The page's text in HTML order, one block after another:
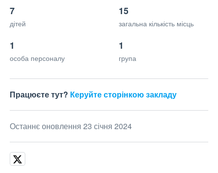
7
дітей
15
загальна кількість місць
1
особа персоналу
1
група
Працюєте тут? Керуйте сторінкою закладу
Останнє оновлення 23 січня 2024